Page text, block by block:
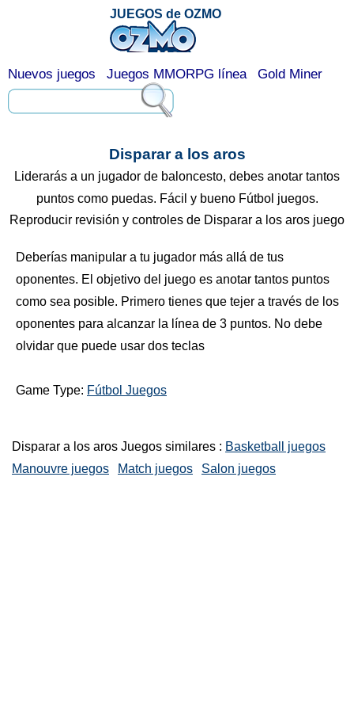
Disparar a los aros
Liderarás a un jugador de baloncesto, debes anotar tantos
puntos como puedas. Fácil y bueno Fútbol juegos.
Reproducir revisión y controles de Disparar a los aros juego
Deberías manipular a tu jugador más allá de tus
oponentes. El objetivo del juego es anotar tantos puntos
como sea posible. Primero tienes que tejer a través de los
oponentes para alcanzar la línea de 3 puntos. No debe
olvidar que puede usar dos teclas
Game Type: Fútbol Juegos
Disparar a los aros Juegos similares : Basketball juegos
Manouvre juegos
Match juegos Salon juegos
JUEGOS de OZMO
Nuevos juegos Juegos MMORPG línea Gold Miner